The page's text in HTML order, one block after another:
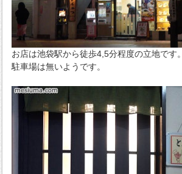
お店は池袋駅から徒歩4,5分程度の立地です。
駐車場は無いようです。